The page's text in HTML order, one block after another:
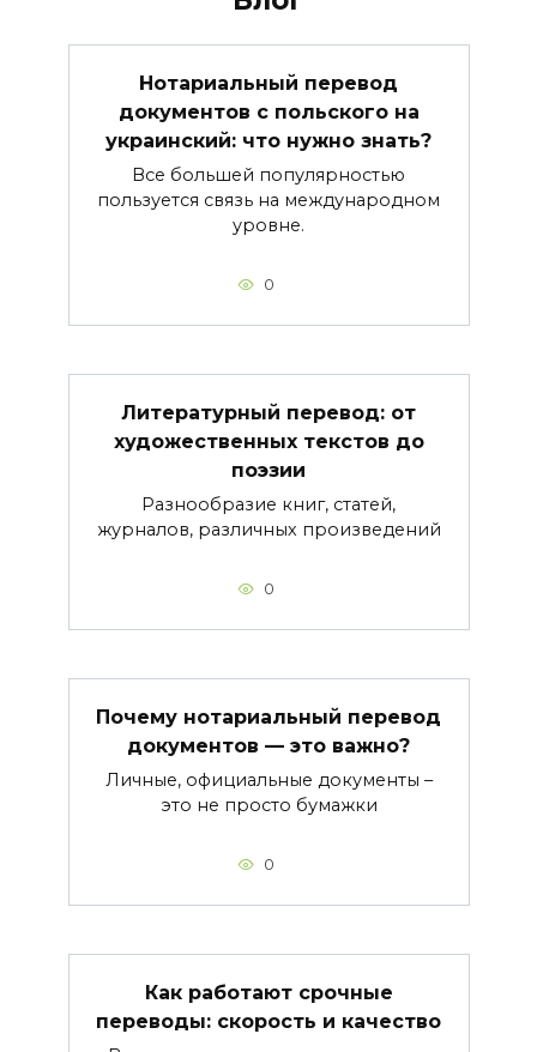
Нотариальный перевод
документов с польского на
украинский: что нужно знать?
Все большей популярностью
пользуется связь на международном
уровне.
0
Литературный перевод: от
художественных текстов до
поэзии
Разнообразие книг, статей,
журналов, различных произведений
0
Почему нотариальный перевод
документов — это важно?
Личные, официальные документы –
это не просто бумажки
0
Как работают срочные
переводы: скорость и качество